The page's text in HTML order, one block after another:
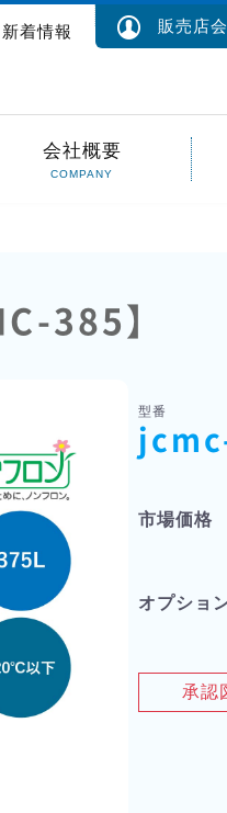
販売店会
新着情報
会社概要
COMPANY
385】
型番
市場価格
オプショ
承認